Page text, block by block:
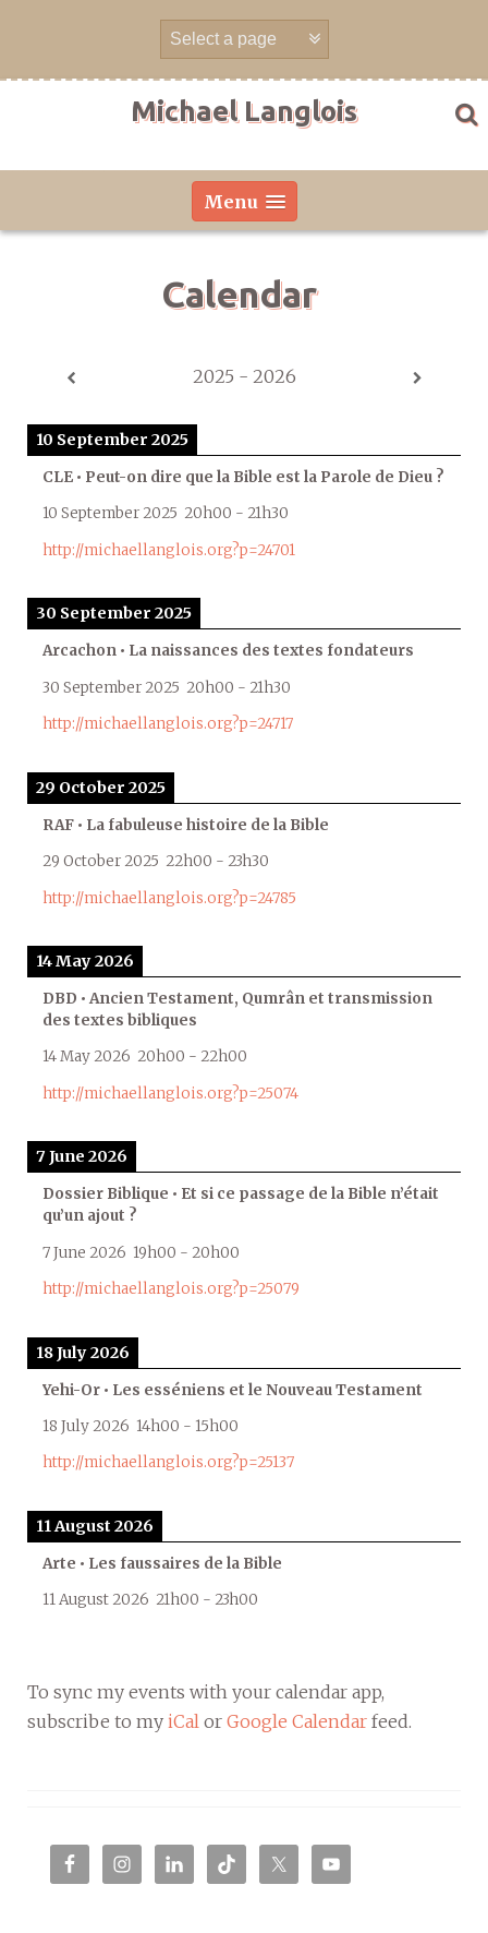
Michael Langlois
Menu
Calendar
2025 - 2026
10 September 2025
CLE • Peut-on dire que la Bible est la Parole de Dieu ?
10 September 2025 20h00 - 21h30
http://michaellanglois.org?p=24701
30 September 2025
Arcachon • La naissances des textes fondateurs
30 September 2025 20h00 - 21h30
http://michaellanglois.org?p=24717
29 October 2025
RAF • La fabuleuse histoire de la Bible
29 October 2025 22h00 - 23h30
http://michaellanglois.org?p=24785
14 May 2026
DBD • Ancien Testament, Qumrân et transmission
des textes bibliques
14 May 2026 20h00 - 22h00
http://michaellanglois.org?p=25074
7 June 2026
Dossier Biblique • Et si ce passage de la Bible n’était
qu’un ajout ?
7 June 2026 19h00 - 20h00
http://michaellanglois.org?p=25079
18 July 2026
Yehi-Or • Les esséniens et le Nouveau Testament
18 July 2026 14h00 - 15h00
http://michaellanglois.org?p=25137
11 August 2026
Arte • Les faussaires de la Bible
11 August 2026 21h00 - 23h00
To sync my events with your calendar app,
subscribe to my iCal or Google Calendar feed.